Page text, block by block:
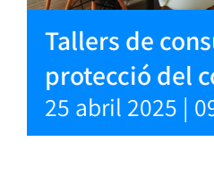
Tallers de
protecció del
25 abril 2025 |